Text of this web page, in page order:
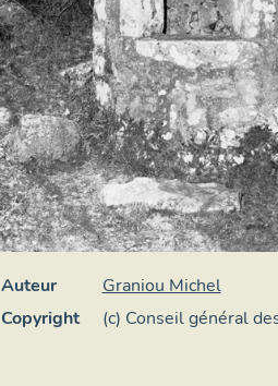
Auteur
Graniou Michel
Copyright
(c) Conseil général